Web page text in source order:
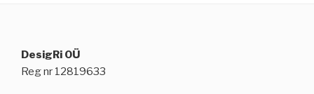
DesigRi OÜ
Reg nr 12819633